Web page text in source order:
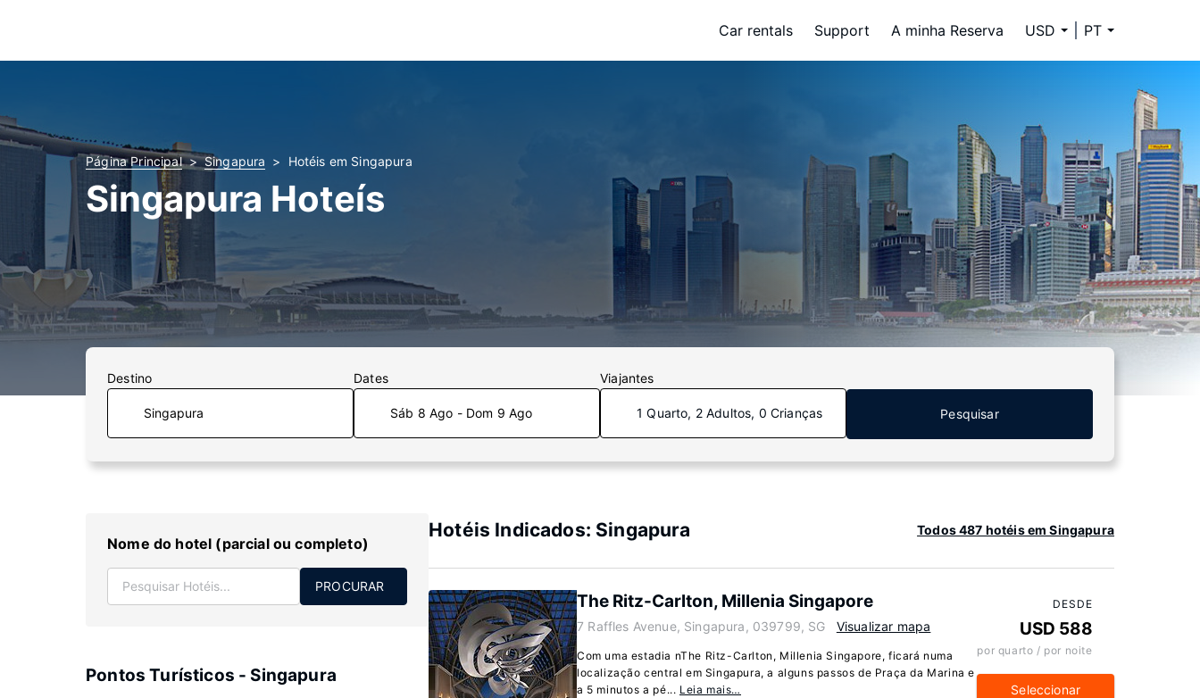
Car rentals Support A minha Reserva USD PT
Página Principal Singapura Hotéis em Singapura
Singapura Hoteís
Destino Dates
Sáb 8 Ago - Dom 9 Ago
Viajantes
1 Quarto, 2 Adultos, 0 Crianças Pesquisar
Nome do hotel (parcial ou completo)
PROCURAR
Pontos Turísticos - Singapura
Hotéis Indicados: Singapura Todos 487 hotéis em Singapura
The Ritz-Carlton, Millenia Singapore
7 Raffles Avenue, Singapura, 039799, SG Visualizar mapa
Com uma estadia nThe Ritz-Carlton, Millenia Singapore, ficará numa
localização central em Singapura, a alguns passos de Praça da Marina e
a 5 minutos a pé... Leia mais…
DESDE
USD 588
por quarto / por noite
Seleccionar